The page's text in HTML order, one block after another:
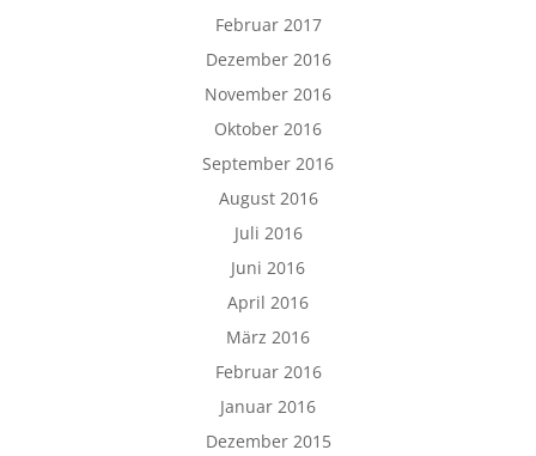
Februar 2017
Dezember 2016
November 2016
Oktober 2016
September 2016
August 2016
Juli 2016
Juni 2016
April 2016
März 2016
Februar 2016
Januar 2016
Dezember 2015